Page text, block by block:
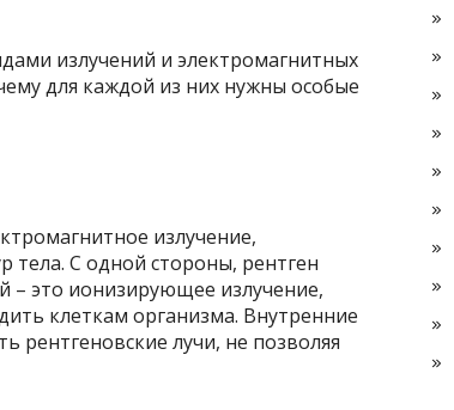
излучений и электромагнитных
для каждой из них нужны особые
излучение,
тела. С одной стороны, рентген
– это ионизирующее излучение,
клеткам организма. Внутренние
лучи, не позволяя